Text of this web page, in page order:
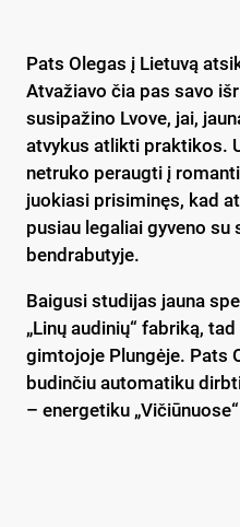
Pats Olegas į Lietuvą
Atvažiavo čia pas savo
susipažino Lvove, jai,
atvykus atlikti praktikos.
netruko peraugti į
juokiasi prisiminęs, kad
pusiau legaliai gyveno
bendrabutyje.
Baigusi studijas jauna
„Linų audinių“ fabriką,
gimtojoje Plungėje. Pats
budinčiu automatiku
– energetiku